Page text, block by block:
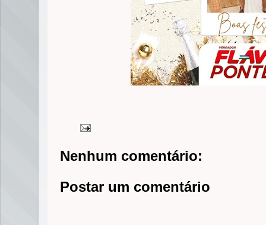
Nenhum comentário:
Postar um comentário